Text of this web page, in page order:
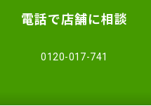
電話で店舗に相談
0120-017-741